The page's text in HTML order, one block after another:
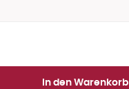
In den Warenkorb